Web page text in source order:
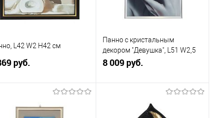
L42 W2 H42 см
руб.
Панно с кристальным
декором "Девушка", L51 W2,5
H71 см
8 009 руб.